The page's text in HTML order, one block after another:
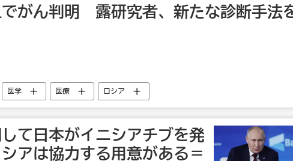
がん判明 露研究者、新たな診断手法
医学 医療 ロシア
て日本がイニシアチブを発
アは協力する用意がある＝